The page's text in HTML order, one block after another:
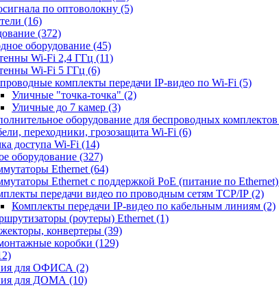
по оптоволокну (5)
(16)
(372)
оборудование (45)
Wi-Fi 2,4 ГГц (11)
Wi-Fi 5 ГГц (6)
комплекты передачи IP-видео по Wi-Fi (5)
Уличные "точка-точка" (2)
Уличные до 7 камер (3)
оборудование для беспроводных комплектов
переходники, грозозащита Wi-Fi (6)
доступа Wi-Fi (14)
оборудование (327)
Ethernet (64)
Ethernet с поддержкой PoE (питание по Ethernet)
передачи видео по проводным сетям TCP/IP (2)
Комплекты передачи IP-видео по кабельным линиям (2)
(роутеры) Ethernet (1)
конвертеры (39)
коробки (129)
для ОФИСА (2)
для ДОМА (10)